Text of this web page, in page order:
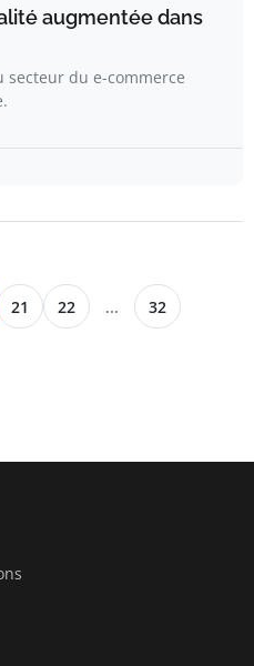
augmentée dans
secteur du e-commerce
21 22 ... 32